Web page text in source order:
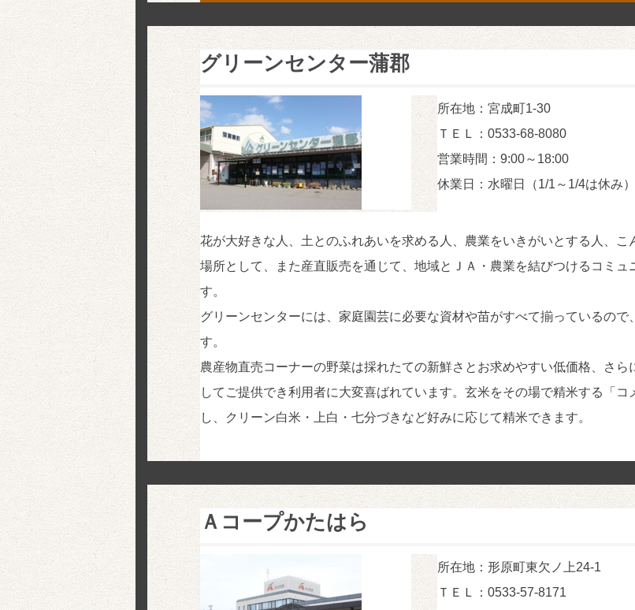
グリーンセンター蒲郡
所在地：宮成町1-30
ＴＥＬ：0533-68-8080
営業時間：9:00～18:00
休業日：水曜日（1/1～1/4は休み）
花が大好きな人、土とのふれあいを求める人、農業をいきがいとする人、
場所として、また産直販売を通じて、地域とＪＡ・農業を結びつけるコミュ
す。
グリーンセンターには、家庭園芸に必要な資材や苗がすべて揃っているので
す。
農産物直売コーナーの野菜は採れたての新鮮さとお求めやすい低価格、さ
してご提供でき利用者に大変喜ばれています。玄米をその場で精米する「
し、クリーン白米・上白・七分づきなど好みに応じて精米できます。
Ａコープかたはら
所在地：形原町東欠ノ上24-1
ＴＥＬ：0533-57-8171